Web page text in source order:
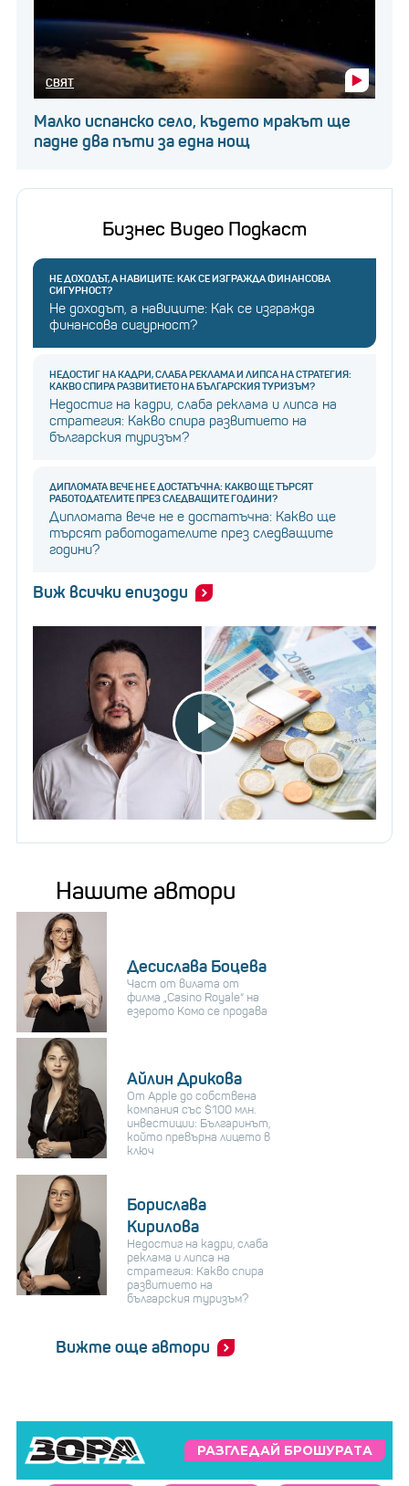
СВЯТ
Малко испанско село, където мракът ще
падне два пъти за една нощ
Бизнес Видео Подкаст
НЕ ДОХОДЪТ, А НАВИЦИТЕ: КАК СЕ ИЗГРАЖДА ФИНАНСОВА
СИГУРНОСТ?
Не доходът, а навиците: Как се изгражда
финансова сигурност?
НЕДОСТИГ НА КАДРИ, СЛАБА РЕКЛАМА И ЛИПСА НА СТРАТЕГИЯ:
КАКВО СПИРА РАЗВИТИЕТО НА БЪЛГАРСКИЯ ТУРИЗЪМ?
Недостиг на кадри, слаба реклама и липса на
стратегия: Какво спира развитието на
българския туризъм?
ДИПЛОМАТА ВЕЧЕ НЕ Е ДОСТАТЪЧНА: КАКВО ЩЕ ТЪРСЯТ
РАБОТОДАТЕЛИТЕ ПРЕЗ СЛЕДВАЩИТЕ ГОДИНИ?
Дипломата вече не е достатъчна: Какво ще
търсят работодателите през следващите
години?
Виж всички епизоди
Нашите автори
Десислава Боцева
Част от вилата от
филма „Casino Royale“ на
езерото Комо се продава
Айлин Дрикова
От Apple до собствена
компания със $100 млн.
инвестиции: Българинът,
който превърна лицето в
ключ
Борислава
Кирилова
Недостиг на кадри, слаба
реклама и липса на
стратегия: Какво спира
развитието на
българския туризъм?
Вижте още автори
РАЗГЛЕДАЙ БРОШУРАТА